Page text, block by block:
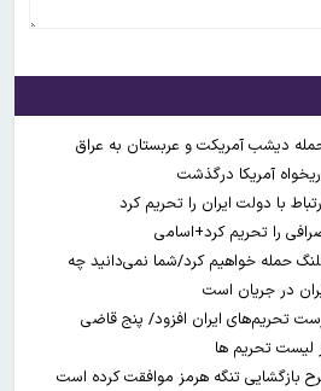
آمریکا درگذشت
حمله خواهیم کرد/شما نمی‌دانید چه
در جریان است
را به فهرست تحریم‌های ایران افزود/ پنج قاضی
لیست تحریم ها
طرح بازگشایی تنگه هرمز موافقت کرده است